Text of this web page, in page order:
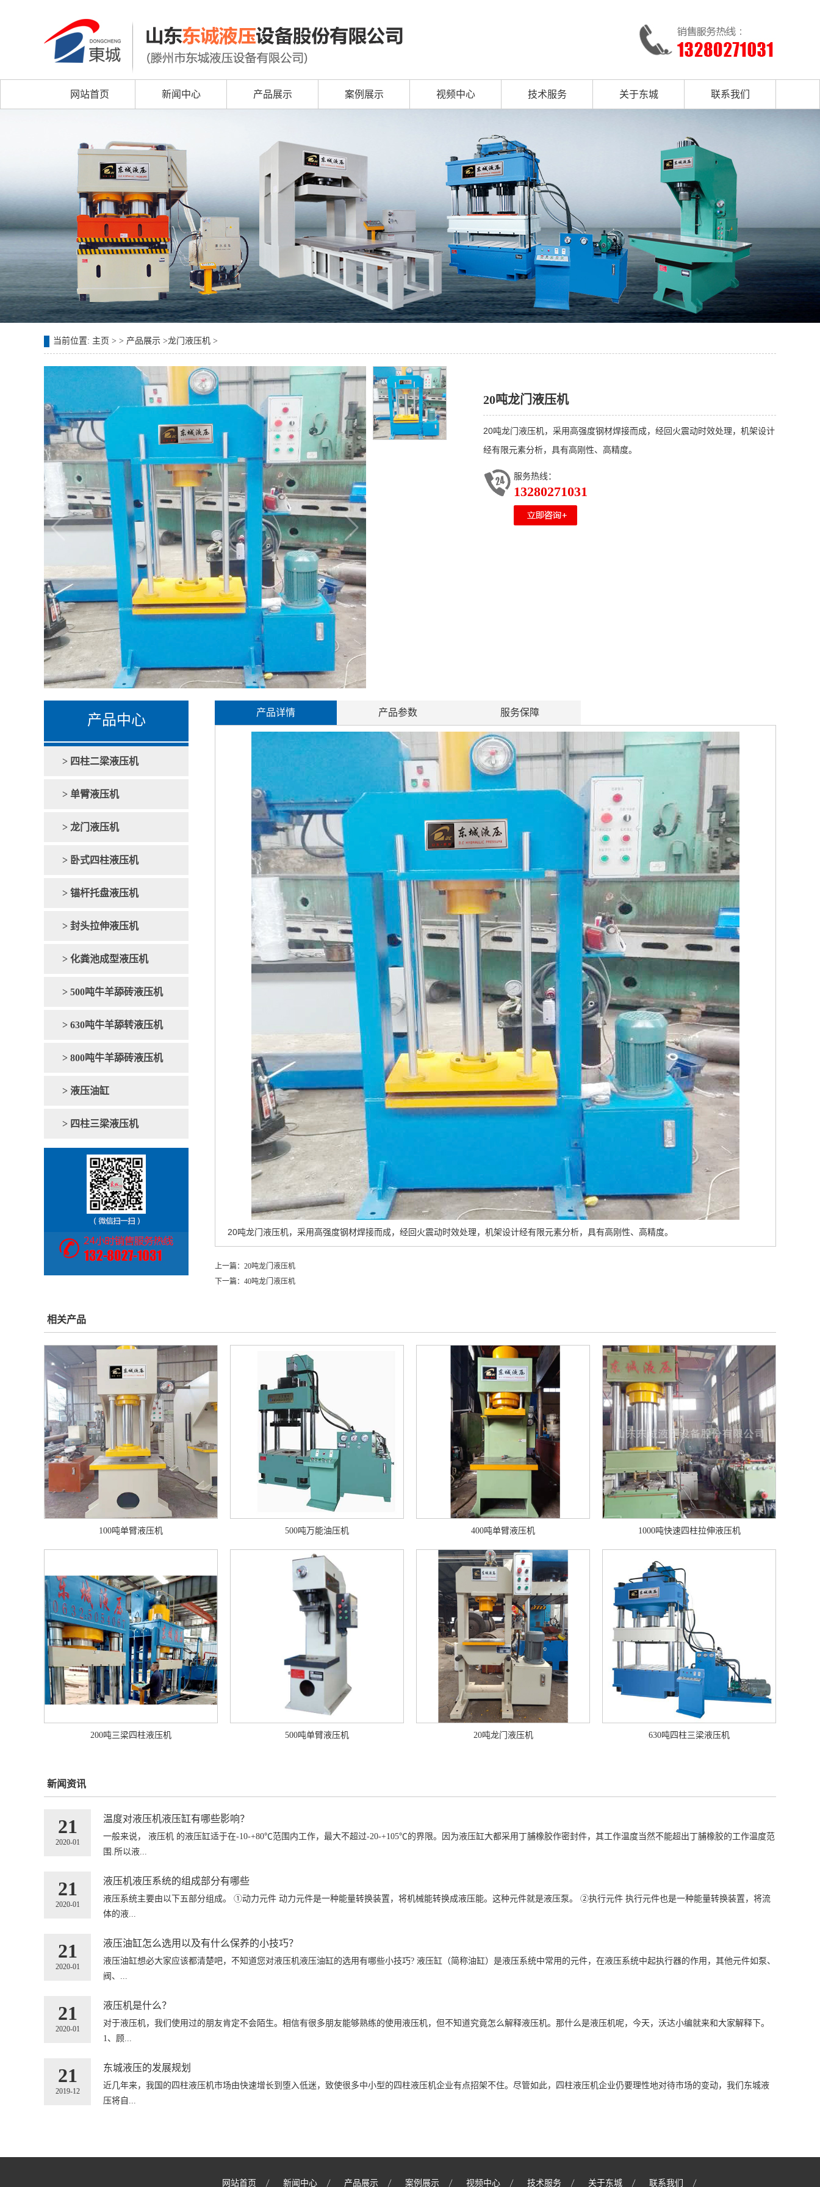
网站首页 新闻中心 产品展示 案例展示 视频中心 技术服务 关于东城 联系我们
当前位置: 主页 > > 产品展示 >龙门液压机 >
20吨龙门液压机
20吨龙门液压机， 采用高强度钢材焊接而成，经回火震动时效处理，机架设计
经有限元素分析，具有高刚性、高精度。
服务热线：
13280271031
产品中心
> 四柱二梁液压机
> 单臂液压机
> 龙门液压机
> 卧式四柱液压机
> 锚杆托盘液压机
> 封头拉伸液压机
> 化粪池成型液压机
> 500吨牛羊舔砖液压机
> 630吨牛羊舔转液压机
> 800吨牛羊舔砖液压机
> 液压油缸
> 四柱三梁液压机
产品详情 产品参数 服务保障
20吨龙门液压机， 采用高强度钢材焊接而成，经回火震动时效处理，机架设计经有限元素分析，具有高刚性、高精度。
上一篇： 20吨龙门液压机
下一篇： 40吨龙门液压机
相关产品
100吨单臂液压机 500吨万能油压机 400吨单臂液压机 1000吨快速四柱拉伸液压机
200吨三梁四柱液压机 500吨单臂液压机 20吨龙门液压机 630吨四柱三梁液压机
新闻资讯
21
2020-01
温度对液压机液压缸有哪些影响？
一般来说， 液压机 的液压缸适于在-10-+80℃范围内工作，最大不超过-20-+105℃的界限。因为液压缸大都采用丁脯橡胶作密封件，其工作温度当然不能超出丁脯橡胶的工作温度范
围.所以液...
21
2020-01
液压机液压系统的组成部分有哪些
液压系统主要由以下五部分组成。 ①动力元件 动力元件是一种能量转换装置，将机械能转换成液压能。这种元件就是液压泵。 ②执行元件 执行元件也是一种能量转换装置，将流
体的液...
21
2020-01
液压油缸怎么选用以及有什么保养的小技巧？
液压油缸想必大家应该都清楚吧，不知道您对液压机液压油缸的选用有哪些小技巧? 液压缸（简称油缸）是液压系统中常用的元件，在液压系统中起执行器的作用，其他元件如泵、
阀、...
21
2020-01
液压机是什么？
对于液压机，我们使用过的朋友肯定不会陌生。相信有很多朋友能够熟练的使用液压机，但不知道究竟怎么解释液压机。那什么是液压机呢，今天，沃达小编就来和大家解释下。
1、顾...
21
2019-12
东城液压的发展规划
近几年来，我国的四柱液压机市场由快速增长到堕入低迷，致使很多中小型的四柱液压机企业有点招架不住。尽管如此，四柱液压机企业仍要理性地对待市场的变动，我们东城液
压将自...
网站首页 新闻中心 产品展示 案例展示 视频中心 技术服务 关于东城 联系我们